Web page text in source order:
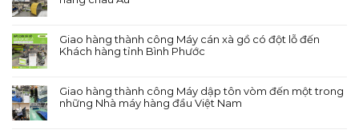
Giao hàng thành công Máy cán xà gồ có đột lỗ đến
Khách hàng tỉnh Bình Phước
Giao hàng thành công Máy dập tôn vòm đến một trong
những Nhà máy hàng đầu Việt Nam